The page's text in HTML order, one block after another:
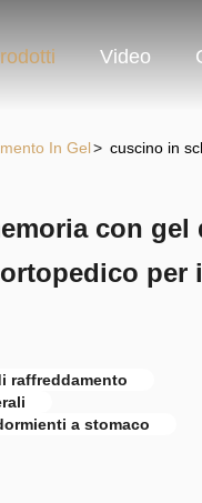
Video
In Gel> cuscino in
con gel
per
raffreddamento
a stomaco